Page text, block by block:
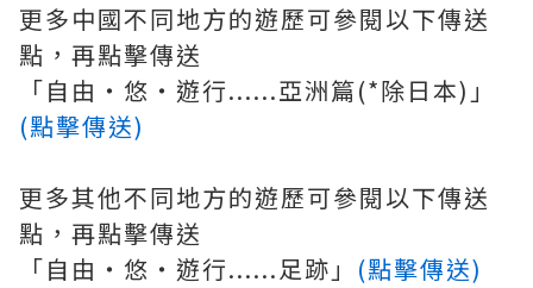
更多中國不同地方的遊歷可參閱以下傳送
點，再點擊傳送
「自由‧悠‧遊行......亞洲篇(*除日本)」
(點擊傳送)
更多其他不同地方的遊歷可參閱以下傳送
點，再點擊傳送
「自由‧悠‧遊行......足跡」 (點擊傳送)